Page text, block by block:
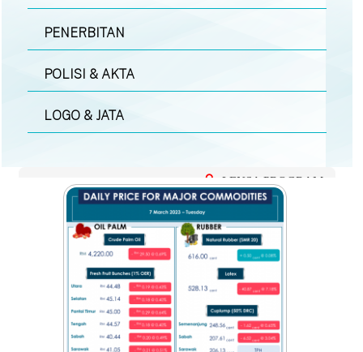
PENERBITAN
POLISI & AKTA
LOGO & JATA
LENSA PROGRAM